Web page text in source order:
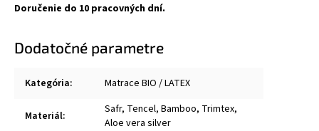
Doručenie do 10 pracovných dní.
Dodatočné parametre
Kategória: Matrace BIO / LATEX
Materiál:
Safr, Tencel, Bamboo, Trimtex,
Aloe vera silver